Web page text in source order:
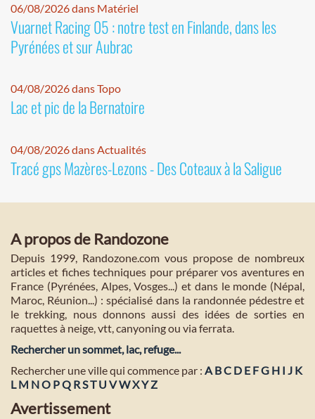
06/08/2026 dans Matériel
Vuarnet Racing 05 : notre test en Finlande, dans les
Pyrénées et sur Aubrac
04/08/2026 dans Topo
Lac et pic de la Bernatoire
04/08/2026 dans Actualités
Tracé gps Mazères-Lezons - Des Coteaux à la Saligue
A propos de Randozone
Depuis 1999, Randozone.com vous propose de nombreux
articles et fiches techniques pour préparer vos aventures en
France (Pyrénées, Alpes, Vosges...) et dans le monde (Népal,
Maroc, Réunion...) : spécialisé dans la randonnée pédestre et
le trekking, nous donnons aussi des idées de sorties en
raquettes à neige, vtt, canyoning ou via ferrata.
Rechercher un sommet, lac, refuge...
Rechercher une ville qui commence par : A BC D E FG H I J K
L M NO PQ RST U VWXYZ
Avertissement